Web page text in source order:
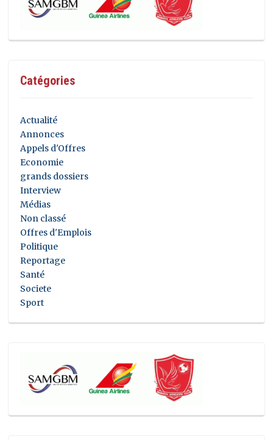
Catégories
Actualité
Annonces
Appels d'Offres
Economie
grands dossiers
Interview
Médias
Non classé
Offres d'Emplois
Politique
Reportage
Santé
Societe
Sport